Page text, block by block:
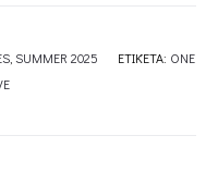
,SUMMER 2025 ΕΤΙΚΈΤΑ: ONE